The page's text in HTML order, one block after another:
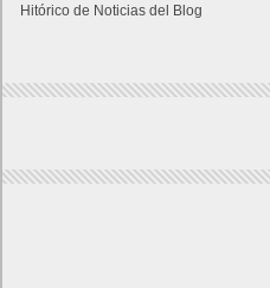
Hitórico de Noticias del Blog